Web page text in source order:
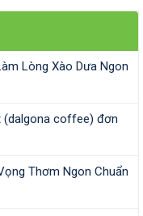
Lòng Xào Dưa Ngon
(dalgona coffee) đơn
Thơm Ngon Chuẩn